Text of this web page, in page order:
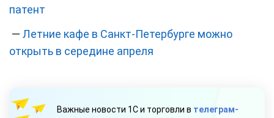
патент
— Летние кафе в Санкт-Петербурге можно
открыть в середине апреля
Важные новости 1С и торговли в телеграм-